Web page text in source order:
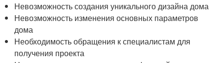
Невозможность создания уникального дизайна дома
Невозможность изменения основных параметров
дома
Необходимость обращения к специалистам для
получения проекта